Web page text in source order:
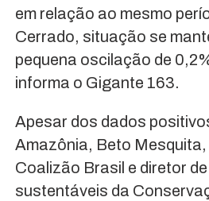
em relação ao mesmo
Cerrado, situação se
pequena oscilação de
informa o Gigante 163.
Apesar dos dados
Amazônia, Beto Mesquita,
Coalizão Brasil e diretor
sustentáveis da